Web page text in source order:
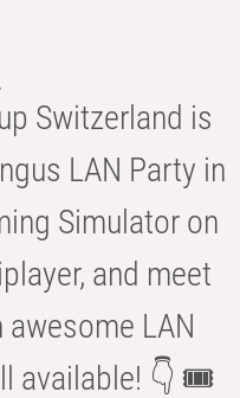
Switzerland is
LAN Party in
Simulator on
and meet
LAN
available! 👇 🎟️